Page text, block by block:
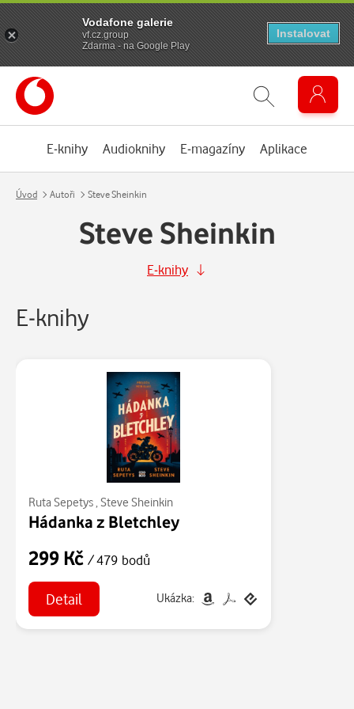
E-knihy Audioknihy E-magazíny Aplikace
Úvod Autoři Steve Sheinkin
Steve Sheinkin
E-knihy
E-knihy
Ruta Sepetys, Steve Sheinkin
Hádanka z Bletchley
299 Kč / 479 bodů
Detail Ukázka:
Vodafone galerie
vf.cz.group
Zdarma - na Google Play
Instalovat